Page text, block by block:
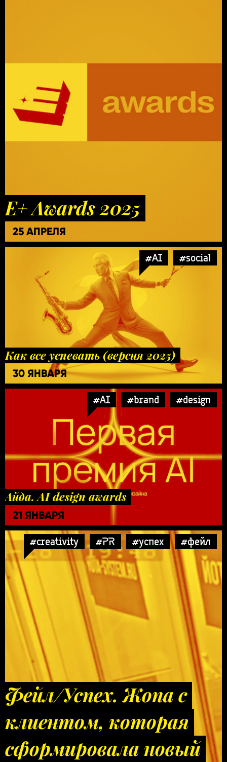
E+ Awards 2025
25 АПРЕЛЯ
#AI #social
Как все успевать (версия 2025)
30 ЯНВАРЯ
#AI #brand #design
Айда. AI design awards
21 ЯНВАРЯ
#creativity #PR #успех #фейл
Фейл/Успех. Жопа с
клиентом, которая
сформировала новый